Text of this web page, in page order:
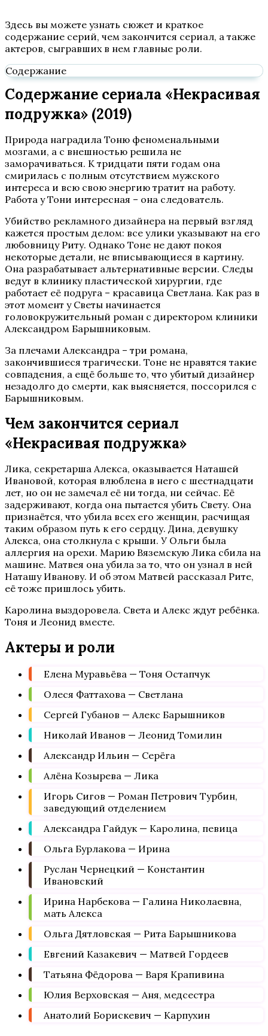
Здесь вы можете узнать сюжет и краткое
содержание серий, чем закончится сериал, а также
актеров, сыгравших в нем главные роли.
Содержание
Содержание сериала «Некрасивая
подружка» (2019)
Природа наградила Тоню феноменальными
мозгами, а с внешностью решила не
заморачиваться. К тридцати пяти годам она
смирилась с полным отсутствием мужского
интереса и всю свою энергию тратит на работу.
Работа у Тони интересная – она следователь.
Убийство рекламного дизайнера на первый взгляд
кажется простым делом: все улики указывают на его
любовницу Риту. Однако Тоне не дают покоя
некоторые детали, не вписывающиеся в картину.
Она разрабатывает альтернативные версии. Следы
ведут в клинику пластической хирургии, где
работает её подруга – красавица Светлана. Как раз в
этот момент у Светы начинается
головокружительный роман с директором клиники
Александром Барышниковым.
За плечами Александра – три романа,
закончившиеся трагически. Тоне не нравятся такие
совпадения, а ещё больше то, что убитый дизайнер
незадолго до смерти, как выясняется, поссорился с
Барышниковым.
Чем закончится сериал
«Некрасивая подружка»
Лика, секретарша Алекса, оказывается Наташей
Ивановой, которая влюблена в него с шестнадцати
лет, но он не замечал её ни тогда, ни сейчас. Её
задерживают, когда она пытается убить Свету. Она
признаётся, что убила всех его женщин, расчищая
таким образом путь к его сердцу. Дина, девушку
Алекса, она столкнула с крыши. У Ольги была
аллергия на орехи. Марию Вяземскую Лика сбила на
машине. Матвея она убила за то, что он узнал в ней
Наташу Иванову. И об этом Матвей рассказал Рите,
её тоже пришлось убить.
Каролина выздоровела. Света и Алекс ждут ребёнка.
Тоня и Леонид вместе.
Актеры и роли
Елена Муравьёва — Тоня Остапчук
Олеся Фаттахова — Светлана
Сергей Губанов — Алекс Барышников
Николай Иванов — Леонид Томилин
Александр Ильин — Серёга
Алёна Козырева — Лика
Игорь Сигов — Роман Петрович Турбин,
заведующий отделением
Александра Гайдук — Каролина, певица
Ольга Бурлакова — Ирина
Руслан Чернецкий — Константин
Ивановский
Ирина Нарбекова — Галина Николаевна,
мать Алекса
Ольга Дятловская — Рита Барышникова
Евгений Казакевич — Матвей Гордеев
Татьяна Фёдорова — Варя Крапивина
Юлия Верховская — Аня, медсестра
Анатолий Борискевич — Карпухин